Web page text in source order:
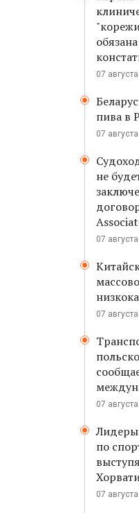
07
пива в
07
не
07
07
07
Лидеры
по
07